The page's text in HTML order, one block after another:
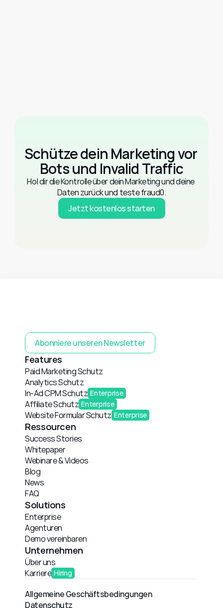
Schütze dein Marketing vor
Bots und Invalid Traffic
Hol dir die Kontrolle über dein Marketing und deine
Daten zurück und teste fraud0.
Jetzt kostenlos starten
Abonniere unseren Newsletter
Features
Paid Marketing Schutz
Analytics Schutz
In-Ad CPM Schutz Enterprise
Affiliate Schutz Enterprise
Website Formular Schutz Enterprise
Ressourcen
Success Stories
Whitepaper
Webinare & Videos
Blog
News
FAQ
Solutions
Enterprise
Agenturen
Demo vereinbaren
Unternehmen
Über uns
Karriere Hiring
Allgemeine Geschäftsbedingungen
Datenschutz